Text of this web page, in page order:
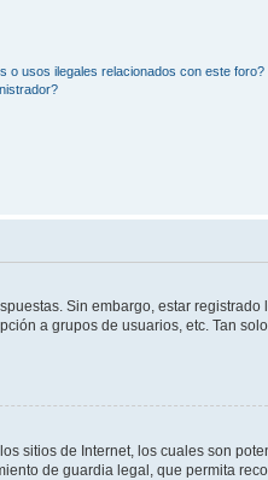
o usos ilegales relacionados con este foro?
Sin embargo, estar registrado
a grupos de usuarios, etc. Tan
sitios de Internet, los cuales son
de guardia legal, que permita